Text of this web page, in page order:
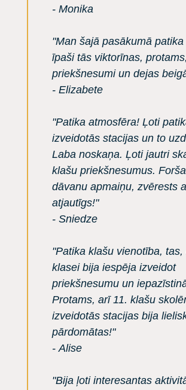
- Monika
"Man šajā pasākumā
īpaši tās viktorīnas,
priekšnesumi un dejas
- Elizabete
"Patika atmosfēra! Ļoti
izveidotās stacijas un to
Laba noskaņa. Ļoti jautri
klašu priekšnesumus.
dāvanu apmaiņu, zvērests
atjautīgs!"
- Sniedze
"Patika klašu vienotība,
klasei bija iespēja izveidot
priekšnesumu un
Protams, arī 11. klašu
izveidotās stacijas bija
pārdomātas!"
- Alise
"Bija ļoti interesantas